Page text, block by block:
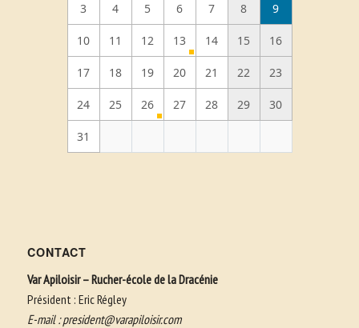
3 4 5 6 7 8 9
10 11 12 13 14 15 16
17 18 19 20 21 22 23
24 25 26 27 28 29 30
31
CONTACT
Var Apiloisir – Rucher-école de la Dracénie
Président : Eric Régley
E-mail :president@varapiloisir.com